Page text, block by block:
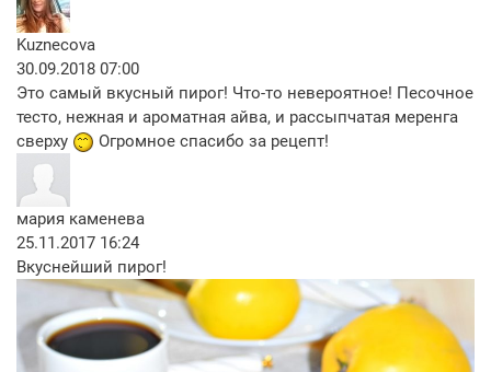
Kuznecova
30.09.2018 07:00
Это самый вкусный пирог! Что-то невероятное! Песочное
тесто, нежная и ароматная айва, и рассыпчатая меренга
сверху
Огромное спасибо за рецепт!
мария каменева
25.11.2017 16:24
Вкуснейший пирог!